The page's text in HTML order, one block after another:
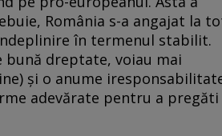
România s-a angajat la
în termenul stabilit.
dreptate, voiau mai
şi o anume
adevărate pentru a pregăti